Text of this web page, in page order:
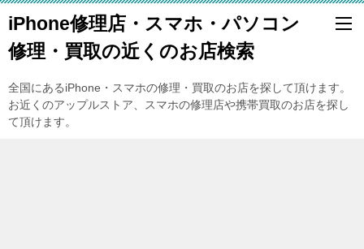
iPhone修理店・スマホ・パソコン
修理・買取の近くのお店検索
全国にあるiPhone・スマホの修理・買取のお店を探して頂けます。
お近くのアップルストア、スマホの修理店や携帯買取のお店を探し
て頂けます。